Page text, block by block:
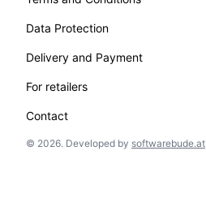
Data Protection
Delivery and Payment
For retailers
Contact
© 2026. Developed by softwarebude.at